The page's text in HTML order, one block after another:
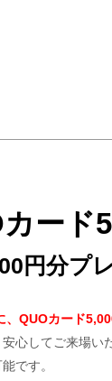
カード
円分プ
QUOカード
心してご来場い
です。